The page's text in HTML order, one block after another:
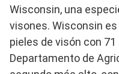
Wisconsin, una
visones. Wisconsin
pieles de visón con 71
Departamento de